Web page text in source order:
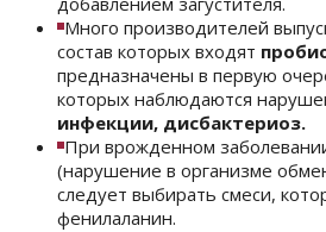
Много производителей
состав которых входят
предназначены в первую
которых наблюдаются
инфекции, дисбактериоз.
При врожденном
(нарушение в организме
следует выбирать смеси,
фенилаланин.